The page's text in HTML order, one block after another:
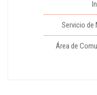
Servicio de
Área de